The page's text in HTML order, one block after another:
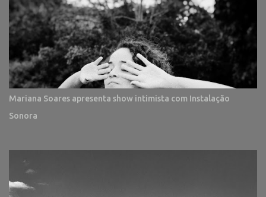
Mariana Soares apresenta show intimista com Instalação
Sonora